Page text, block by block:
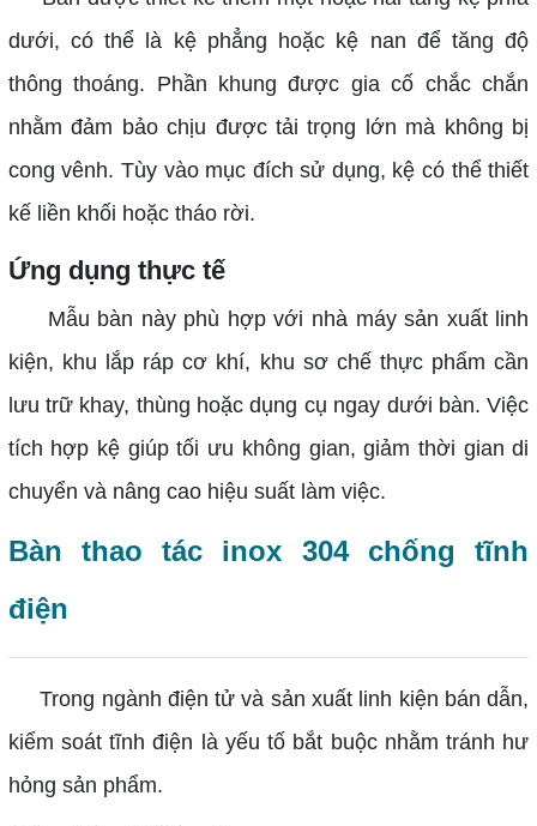
dưới, có thể là kệ phẳng hoặc kệ nan để tăng độ
thông thoáng. Phần khung được gia cố chắc chắn
nhằm đảm bảo chịu được tải trọng lớn mà không bị
cong vênh. Tùy vào mục đích sử dụng, kệ có thể thiết
kế liền khối hoặc tháo rời.
Ứng dụng thực tế
Mẫu bàn này phù hợp với nhà máy sản xuất linh
kiện, khu lắp ráp cơ khí, khu sơ chế thực phẩm cần
lưu trữ khay, thùng hoặc dụng cụ ngay dưới bàn. Việc
tích hợp kệ giúp tối ưu không gian, giảm thời gian di
chuyển và nâng cao hiệu suất làm việc.
Bàn thao tác inox 304 chống tĩnh
điện
Trong ngành điện tử và sản xuất linh kiện bán dẫn,
kiểm soát tĩnh điện là yếu tố bắt buộc nhằm tránh hư
hỏng sản phẩm.